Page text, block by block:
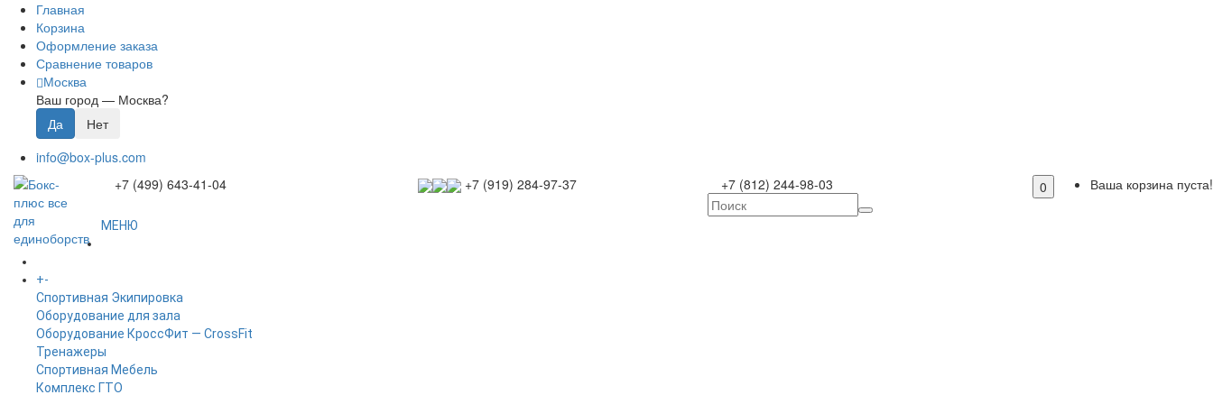
Главная
Корзина
Оформление заказа
Сравнение товаров
Москва
Ваш город — Москва?
info@box-plus.com
+7 (499) 643-41-04
+7 (919) 284-97-37 +7 (812) 244-98-03 0 Ваша корзина пуста!
МЕНЮ
+-
Спортивная Экипировка
Оборудование для зала
Оборудование КроссФит — CrossFit
Тренажеры
Спортивная Мебель
Комплекс ГТО